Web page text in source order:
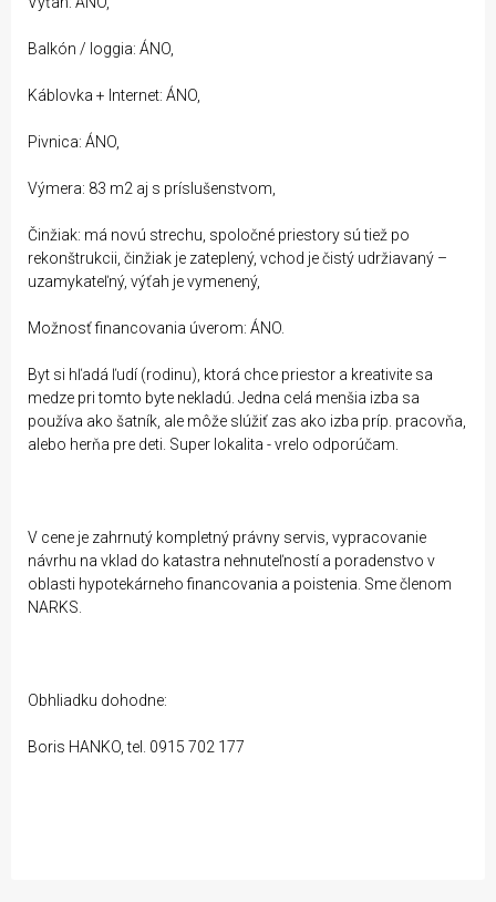
Balkón / loggia: ÁNO,
Káblovka + Internet: ÁNO,
Pivnica: ÁNO,
Výmera: 83 m2 aj s príslušenstvom,
Činžiak: má novú strechu, spoločné priestory sú tiež po
rekonštrukcii, činžiak je zateplený, vchod je čistý udržiavaný –
uzamykateľný, výťah je vymenený,
Možnosť financovania úverom: ÁNO.
Byt si hľadá ľudí (rodinu), ktorá chce priestor a kreativite sa
medze pri tomto byte nekladú. Jedna celá menšia izba sa
používa ako šatník, ale môže slúžiť zas ako izba príp. pracovňa,
alebo herňa pre deti. Super lokalita - vrelo odporúčam.
V cene je zahrnutý kompletný právny servis, vypracovanie
návrhu na vklad do katastra nehnuteľností a poradenstvo v
oblasti hypotekárneho financovania a poistenia. Sme členom
NARKS.
Obhliadku dohodne:
Boris HANKO, tel. 0915 702 177